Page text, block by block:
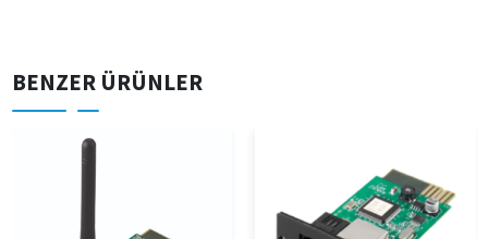
BENZER ÜRÜNLER